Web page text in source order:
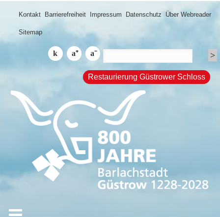
Kontakt Barrierefreiheit Impressum Datenschutz Über Webreader
Sitemap
Restaurierung Güstrower Schloss